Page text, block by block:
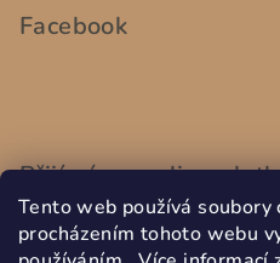
Tento web používá soubory
procházením tohoto webu
Facebook
Přijímáme online